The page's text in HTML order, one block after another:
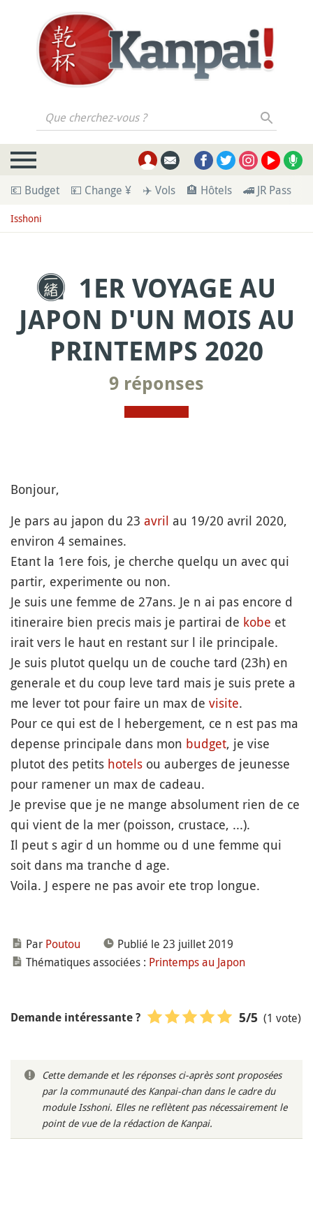
Que cherchez-vous ?
💶 Budget 💴 Change ¥ ✈️ Vols 🏨 Hôtels 🚄 JR Pass
Isshoni
1ER VOYAGE AU
JAPON D'UN MOIS AU
PRINTEMPS 2020
9 réponses
Bonjour,
Je pars au japon du 23 avril au 19/20 avril 2020,
environ 4 semaines.
Etant la 1ere fois, je cherche quelqu un avec qui
partir, experimente ou non.
Je suis une femme de 27ans. Je n ai pas encore d
itineraire bien precis mais je partirai de kobe et
irait vers le haut en restant sur l ile principale.
Je suis plutot quelqu un de couche tard (23h) en
generale et du coup leve tard mais je suis prete a
me lever tot pour faire un max de visite.
Pour ce qui est de l hebergement, ce n est pas ma
depense principale dans mon budget, je vise
plutot des petits hotels ou auberges de jeunesse
pour ramener un max de cadeau.
Je previse que je ne mange absolument rien de ce
qui vient de la mer (poisson, crustace, ...).
Il peut s agir d un homme ou d une femme qui
soit dans ma tranche d age.
Voila. J espere ne pas avoir ete trop longue.
Par Poutou
Publié le 23 juillet 2019
Thématiques associées : Printemps au Japon
Demande intéressante ? 5/5 (1 vote)
Cette demande et les réponses ci-après sont proposées
par la communauté des Kanpai-chan dans le cadre du
module Isshoni. Elles ne reflètent pas nécessairement le
point de vue de la rédaction de Kanpai.